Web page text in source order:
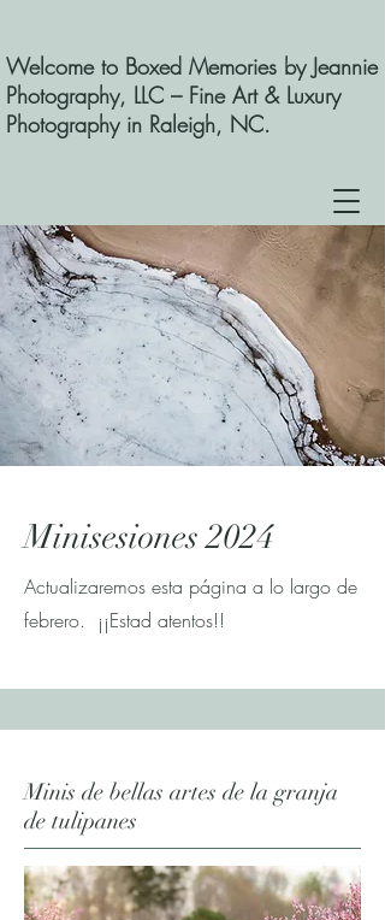
Welcome to Boxed Memories by Jeannie
Photography, LLC – Fine Art & Luxury
Photography in Raleigh, NC.
Minisesiones 2024
Actualizaremos esta página a lo largo de
febrero. ¡¡Estad atentos!!
Minis de bellas artes de la granja
de tulipanes